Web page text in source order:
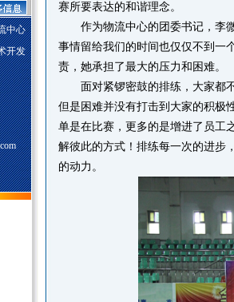
中心
开发
赛所要表达的和谐理念。
作为物流中心的团委书记，李
事情留给我们的时间也仅仅不到一
责， 她承担了最大的压力和困难。
面对紧锣密鼓的排练，大家都
但是困难并没有打击到大家的积极
单是在比赛，更多的是增进了 员工
解彼此的方式！排练每一次的进步
的动力 。